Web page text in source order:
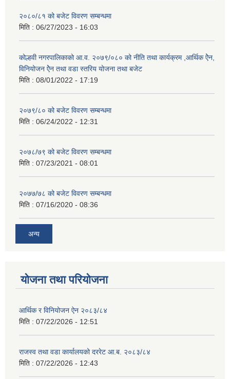
२०८०/८१ को बजेट विवरण सम्बन्धमा
मिति : 06/27/2023 - 16:03
कोल्हवी नगरपालिकाको आ.व. २०७९/०८० को नीति तथा कार्यक्रम ,आर्थिक ऐेन,
विनियोजन ऐेन तथा वडा स्तरिय योजना तथा बजेट
मिति : 08/01/2022 - 17:19
२०७९/८० को बजेट विवरण सम्बन्धमा
मिति : 06/24/2022 - 12:31
२०७८/७९ को बजेट विवरण सम्बन्धमा
मिति : 07/23/2021 - 08:01
२०७७/७८ को बजेट विवरण सम्बन्धमा
मिति : 07/16/2020 - 08:36
अन्य
योजना तथा परियोजना
आर्थिक र विनियोजन ऐन २०८३/८४
मिति : 07/22/2026 - 12:51
राजस्व तथा वडा कार्यालयको दररेट आ.ब. २०८३/८४
मिति : 07/22/2026 - 12:43